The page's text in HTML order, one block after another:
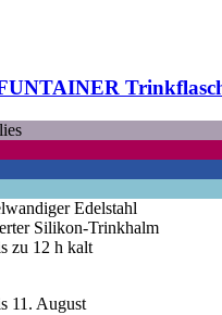
Edelstahl
Silikon-Trinkhalm
zu 12 h kalt
11. August